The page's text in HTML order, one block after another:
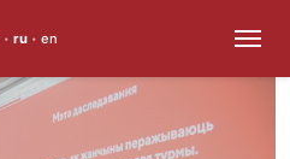
• ru • en